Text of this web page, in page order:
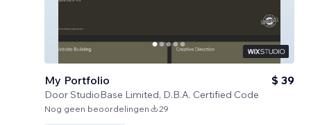
My Portfolio
DoorStudioBase Limited, D.B.A. Certified Code
$ 39
Nog geen beoordelingen 29